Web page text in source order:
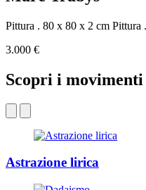
Pittura . 80 x 80 x 2 cm Pittura
3.000 €
Scopri i
Astrazione lirica